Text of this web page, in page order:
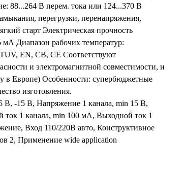
88...264 В перем. тока или 124...370 В
перегрузки, перенапряжения,
старт Электрическая прочность
Диапазон рабочих температур:
EN, CB, CE Cоответствуют
и электромагнитной совместимости, и
в Европе) Особенности: супербюджетные
изготовления.
-15 В, Напряжение 1 канала, min 15 В,
1 канала, min 100 мА, Выходной ток 1
Вход 110/220В авто, Конструктивное
2, Применение wide application